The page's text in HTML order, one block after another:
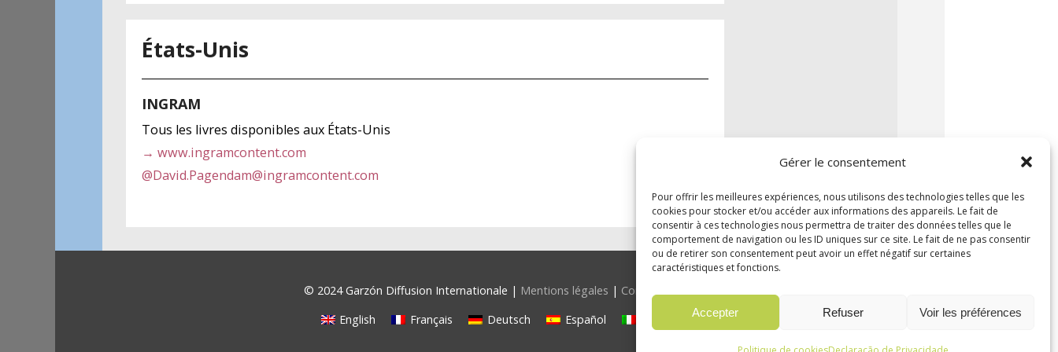
Gérer le consentement
Pour offrir les meilleures expériences, nous utilisons des technologies telles que les
cookies pour stocker et/ou accéder aux informations des appareils. Le fait de
consentir à ces technologies nous permettra de traiter des données telles que le
comportement de navigation ou les ID uniques sur ce site. Le fait de ne pas consentir
ou de retirer son consentement peut avoir un effet négatif sur certaines
caractéristiques et fonctions.
Accepter Refuser Voir les préférences
États-Unis
INGRAM
Tous les livres disponibles aux États-Unis
→ www.ingramcontent.com
@David.Pagendam@ingramcontent.com
© 2024 Garzón Diffusion Internationale | Mentions légales | Confidentialité
English
Français Deutsch Español